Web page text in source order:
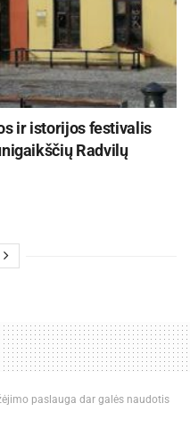
ir istorijos festivalis
Radvilų
paslauga dar galės naudotis